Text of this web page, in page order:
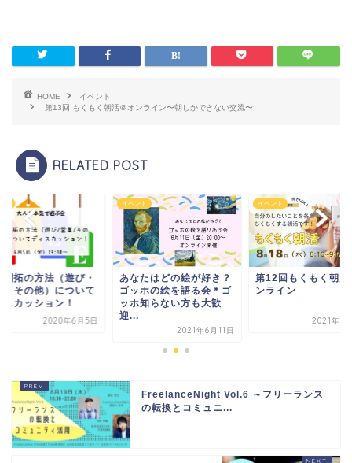
HOME
イベント
第13回 もくもく朝活＠オンライン〜朝しかできない交流〜
RELATED POST
開拓の方法（遊び・
・その他）について
スカッション！
2020年6月5日
イベント
あなたはどの絵が好き？
ゴッホの絵を語る会＊ゴ
ッホ知らない方も大歓
迎...
2021年6月11日
イベント
第12回もくもく朝活
ンライン
2021年8
FreelanceNight Vol.6 ～フリーランス
の転換とコミュニ...